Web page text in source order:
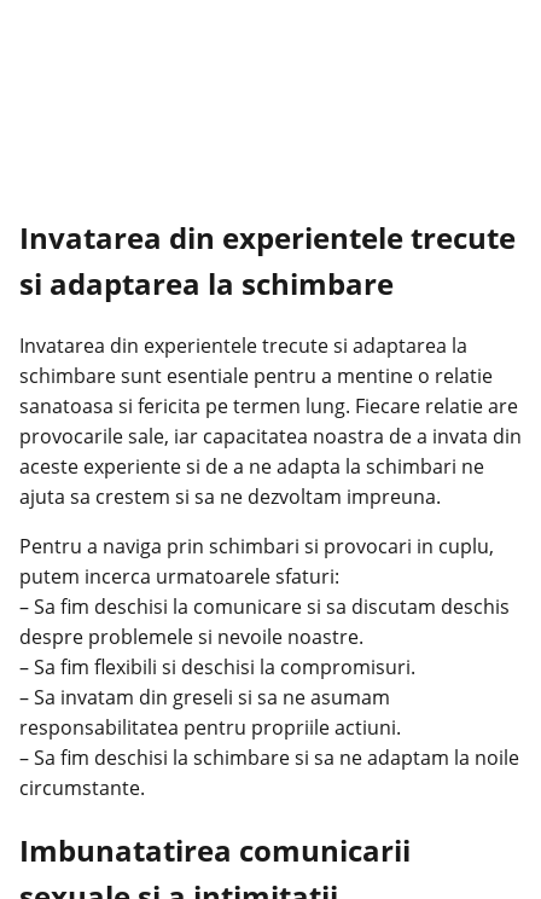
Invatarea din experientele trecute
si adaptarea la schimbare
Invatarea din experientele trecute si adaptarea la
schimbare sunt esentiale pentru a mentine o relatie
sanatoasa si fericita pe termen lung. Fiecare relatie are
provocarile sale, iar capacitatea noastra de a invata din
aceste experiente si de a ne adapta la schimbari ne
ajuta sa crestem si sa ne dezvoltam impreuna.
Pentru a naviga prin schimbari si provocari in cuplu,
putem incerca urmatoarele sfaturi:
– Sa fim deschisi la comunicare si sa discutam deschis
despre problemele si nevoile noastre.
– Sa fim flexibili si deschisi la compromisuri.
– Sa invatam din greseli si sa ne asumam
responsabilitatea pentru propriile actiuni.
– Sa fim deschisi la schimbare si sa ne adaptam la noile
circumstante.
Imbunatatirea comunicarii